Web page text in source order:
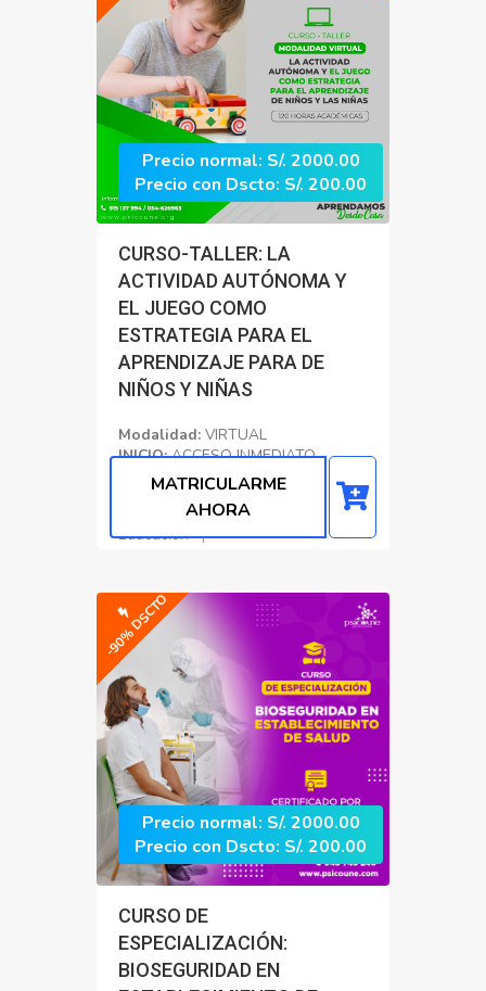
Precio normal: S/. 2000.00
Precio con Dscto: S/. 200.00
CURSO-TALLER: LA
ACTIVIDAD AUTÓNOMA Y
EL JUEGO COMO
ESTRATEGIA PARA EL
APRENDIZAJE PARA DE
NIÑOS Y NIÑAS
Modalidad: VIRTUAL
INICIO:ACCESO INMEDIATO
CERTIFICADO: 120 Horas
Académicas
Educacion
MATRICULARME
AHORA
-90% DSCTO
Precio normal: S/. 2000.00
Precio con Dscto: S/. 200.00
CURSO DE
ESPECIALIZACIÓN:
BIOSEGURIDAD EN